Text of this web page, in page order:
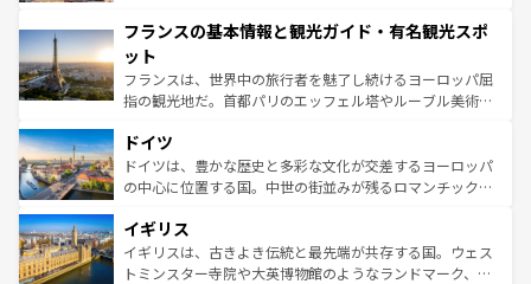
ませてくれるイタリアで、忘れられない旅をしてみよう！
なお、新着のイタリア情報は
しい。
文化が根付くこの国では、情熱的なフラメンコ、熱気あふ
れる闘牛、そして美味しいタパスが生活の一部となってい
る。首都マドリードの洗練された雰囲気や、バルセロナの
アートに溢れた街角から、地方では古代ローマ遺跡や中世
せる。地方によって風土や気候が異なるスペインはその個
性で訪れる人を魅了する。 なお、新着のスペイン情報は コ
ンテンツ一覧を参照してほしい。
フランスの基本情報と観光ガイド・有名観光スポ
ット
フランスは、世界中の旅行者を魅了し続けるヨーロッパ屈
指の観光地だ。首都パリのエッフェル塔やルーブル美術館
で、幅広い魅力が詰まっている。華麗な宮殿、歴史的な大
聖堂、美しいビーチ、そして豊かな自然が、訪れる者を心
から魅了する。また、フランスは美食の国としても知ら
いる。シャンパンの発祥地であるランス、プロヴァンスの
香り高いラベンダー畑など、多彩な楽しみ方が可能だ。さ
らに、パリ以外の地域にも魅力が溢れており、どの街角に
ドイツ
ドイツは、豊かな歴史と多彩な文化が交差するヨーロッパ
の中心に位置する国。中世の街並みが残るロマンチック街
顔を持つこの国は、どこを歩いても飽きることがない。ベ
ルリンの文化的活気、バイエルン州のアルプスの絶景、そ
してライン川沿いのワイン畑といった風景は必見。ビール
イギリス
イギリスは、古きよき伝統と最先端が共存する国。ウェス
トミンスター寺院や大英博物館のようなランドマーク、歴